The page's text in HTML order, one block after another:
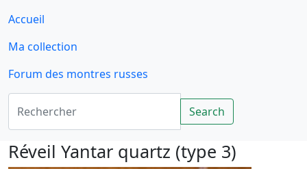
Accueil
Ma collection
Forum des montres russes
Rechercher
Search
Réveil Yantar quartz (type 3)